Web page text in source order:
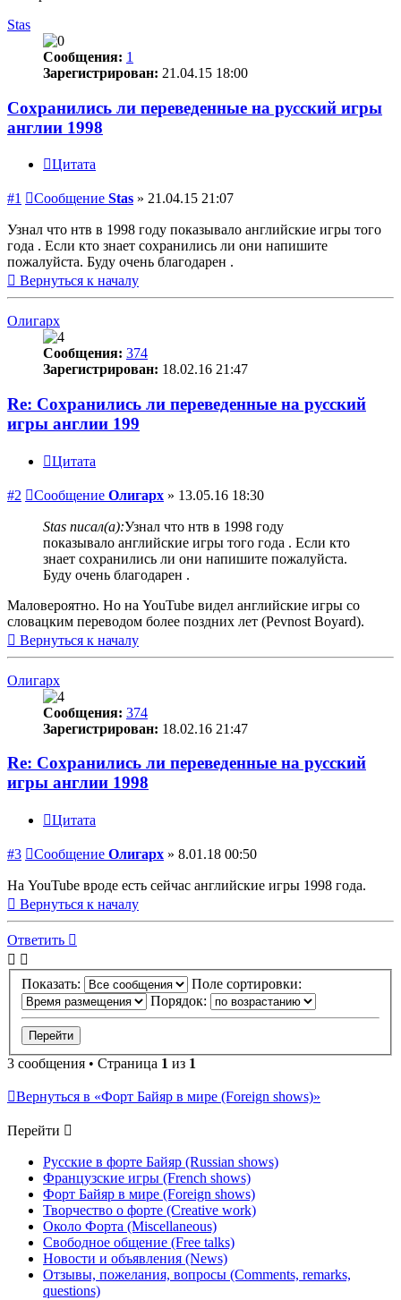
Stas
Сообщения: 1
Зарегистрирован: 21.04.15 18:00
Сохранились ли переведенные на русский игры
англии 1998
Цитата
#1 Сообщение Stas » 21.04.15 21:07
Узнал что нтв в 1998 году показывало английские игры того
года . Если кто знает сохранились ли они напишите
пожалуйста. Буду очень благодарен .
Вернуться к началу
Олигарх
Сообщения: 374
Зарегистрирован: 18.02.16 21:47
Re: Сохранились ли переведенные на русский
игры англии 199
Цитата
#2 Сообщение Олигарх » 13.05.16 18:30
Stas писал(а):Узнал что нтв в 1998 году
показывало английские игры того года . Если кто
знает сохранились ли они напишите пожалуйста.
Буду очень благодарен .
Маловероятно. Но на YouTube видел английские игры со
словацким переводом более поздних лет (Pevnost Boyard).
Вернуться к началу
Олигарх
Сообщения: 374
Зарегистрирован: 18.02.16 21:47
Re: Сохранились ли переведенные на русский
игры англии 1998
Цитата
#3 Сообщение Олигарх » 8.01.18 00:50
На YouTube вроде есть сейчас английские игры 1998 года.
Вернуться к началу
Ответить
Показать:
Поле сортировки:
Порядок:
3 сообщения • Страница 1 из 1
Вернуться в «Форт Байяр в мире (Foreign shows)»
Перейти
Русские в форте Байяр (Russian shows)
Французские игры (French shows)
Форт Байяр в мире (Foreign shows)
Творчество о форте (Creative work)
Около Форта (Miscellaneous)
Свободное общение (Free talks)
Новости и объявления (News)
Отзывы, пожелания, вопросы (Comments, remarks,
questions)